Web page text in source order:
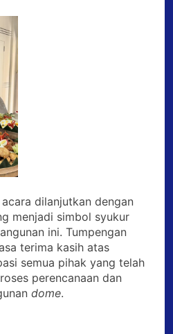
dilanjutkan dengan
menjadi simbol syukur
ini. Tumpengan
terima kasih atas
semua pihak yang telah
perencanaan dan
dome.